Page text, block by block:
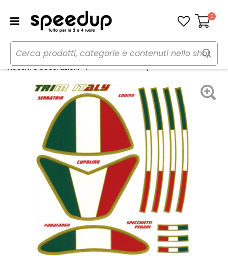
Carrello
0
Home Auto
Tuning esterno e pellicole
Adesivi e decorazioni
Adesivi Trim Italy - GAT